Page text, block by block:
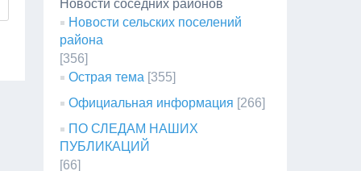
Новости соседних районов
Новости сельских поселений
района
[356]
Острая тема [355]
Официальная информация [266]
ПО СЛЕДАМ НАШИХ
ПУБЛИКАЦИЙ
[66]